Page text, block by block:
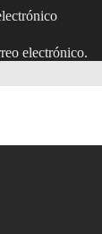
electrónico.